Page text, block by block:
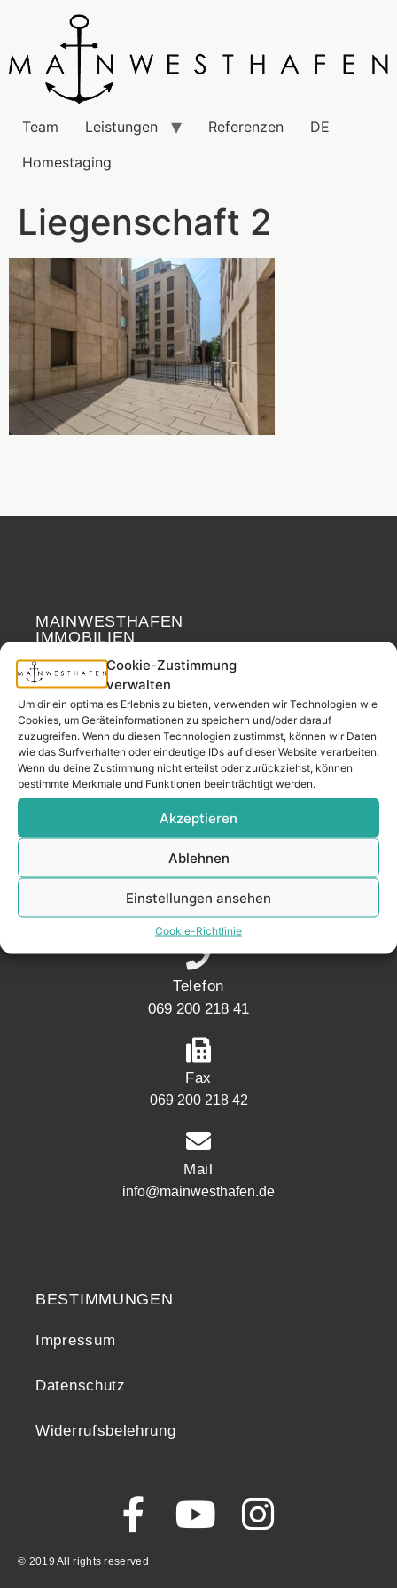
Cookie-Zustimmung
verwalten
Um dir ein optimales Erlebnis zu bieten, verwenden wir Technologien wie
Cookies, um Geräteinformationen zu speichern und/oder darauf
zuzugreifen. Wenn du diesen Technologien zustimmst, können wir Daten
wie das Surfverhalten oder eindeutige IDs auf dieser Website verarbeiten.
Wenn du deine Zustimmung nicht erteilst oder zurückziehst, können
bestimmte Merkmale und Funktionen beeinträchtigt werden.
Akzeptieren
Ablehnen
Einstellungen ansehen
Cookie-Richtlinie
Team Leistungen Referenzen
DE
Homestaging
Liegenschaft 2
MAINWESTHAFEN
IMMOBILIEN
Ihr Immobilienpartner
aus der
Nachbarschaft.
– seit 2017.
Adresse
Mainwesthafen Immobilien Speicherstraße 5
60327 Frankfurt
Telefon
069 200 218 41
Fax
069 200 218 42
Mail
info@mainwesthafen.de
BESTIMMUNGEN
Impressum
Datenschutz
Widerrufsbelehrung
© 2019 All rights reserved